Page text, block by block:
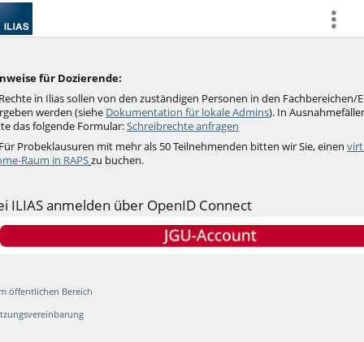
more
für Dozierende:
in Ilias sollen von den zuständigen Personen in den Fachbereichen/
werden (siehe Dokumentation für lokale Admins). In
das folgende Formular:Schreibrechte anfragen
Probeklausuren mit mehr als 50 Teilnehmenden bitten wir Sie, einen
Raum in RAPSzu buchen.
ILIAS anmelden über OpenID Connect
öffentlichen Bereich